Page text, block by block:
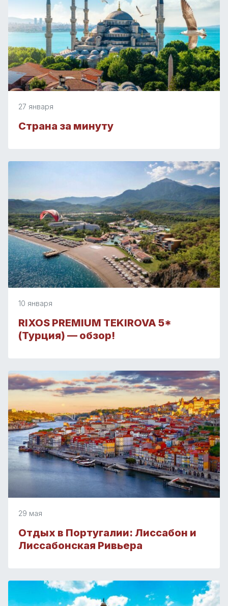
27 января
Страна за минуту
10 января
RIXOS PREMIUM TEKIROVA 5*
(Турция) — обзор!
29 мая
Отдых в Португалии: Лиссабон и
Лиссабонская Ривьера